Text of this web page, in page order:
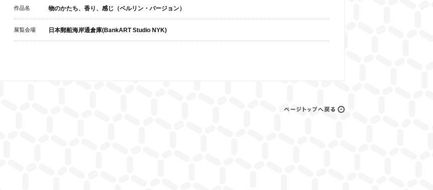
作品名 物のかたち、香り、感じ（ベルリン・バージョン）
展覧会場 日本郵船海岸通倉庫(BankART Studio NYK)